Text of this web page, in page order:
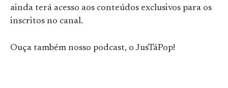
ainda terá acesso aos conteúdos exclusivos para os
inscritos no canal.
Ouça também nosso podcast, o JusTáPop!